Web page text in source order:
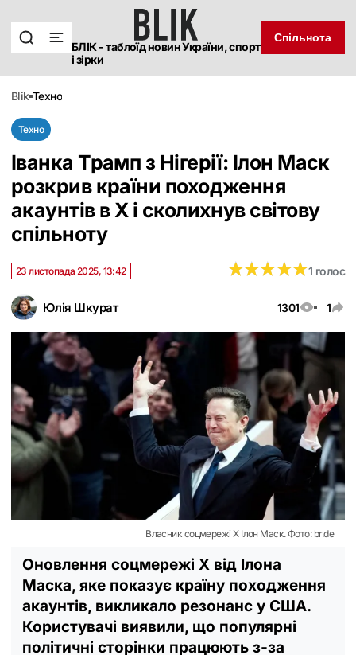
БЛІК - таблоїд новин України, спорт
і зірки
Спільнота
blik техно
Техно
Іванка Трамп з Нігерії: Ілон Маск
розкрив країни походження
акаунтів в X і сколихнув світову
спільноту
Юлія Шкурат 1301 1
23 листопада 2025, 13:42 ★★★★★
★★★★★1 голос
Власник соцмережі X Ілон Маск. Фото: br.de
Оновлення соцмережі X від Ілона
Маска, яке показує країну походження
акаунтів, викликало резонанс у США.
Користувачі виявили, що популярні
політичні сторінки працюють з-за